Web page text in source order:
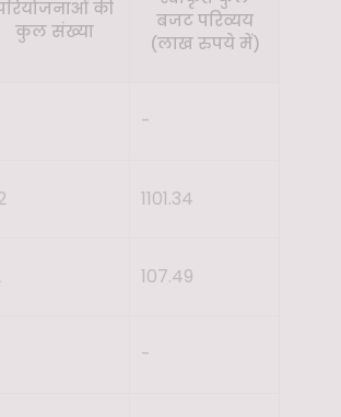
की
कुल संख्या
बजट परिव्यय
(लाख रुपये में)
-
1101.34
107.49
-